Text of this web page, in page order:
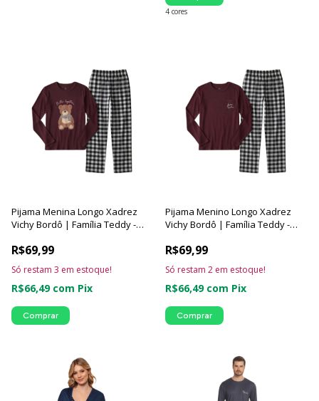
4 cores
Pijama Menina Longo Xadrez
Vichy Bordô | Família Teddy -
R$69,99
R$66,49 com Pix
Só restam 3 em estoque!
Comprar
Pijama Menino Longo Xadrez
Vichy Bordô | Família Teddy -
R$69,99
R$66,49 com Pix
Só restam 2 em estoque!
Comprar